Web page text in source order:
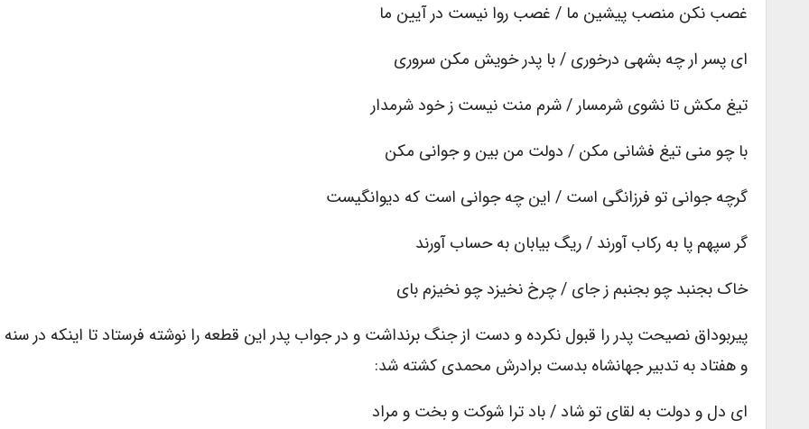
غصب نکن منصب پیشین ما / غصب روا نیست در آیین ما
ای پسر ار چه بشهی درخوری / با پدر خویش مکن سروری
تیغ مکش تا نشوی شرمسار / شرم منت نیست ز خود شرمدار
با چو منی تیغ فشانی مکن / دولت من بین و جوانی مکن
گرچه جوانی تو فرزانگی است / این چه جوانی است که دیوانگیست
گر سپهم پا به رکاب آورند / ریگ بیابان به حساب آورند
خاک بجنبد چو بجنبم ز جای / چرخ نخیزد چو نخیزم بای
پیربوداق نصیحت پدر را قبول نکرده و دست از جنگ برنداشت و در جواب پدر این قطعه را نوشته فرستاد تا اینکه در
و هفتاد به تدبیر جهانشاه بدست برادرش محمدی کشته شد:
ای دل و دولت به لقای تو شاد / باد ترا شوکت و بخت و مراد